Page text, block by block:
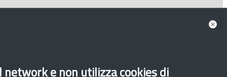
e non utilizza cookies di